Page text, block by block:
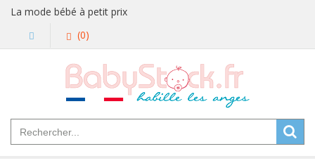
La mode bébé à petit prix
(0)